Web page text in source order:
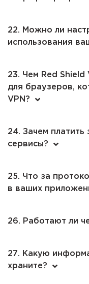
22. Можно ли
использования
23. Чем Red Shield
для браузеров,
VPN?
24. Зачем платить
сервисы?
25. Что за
в ваших
26. Работают ли
27. Какую
храните?